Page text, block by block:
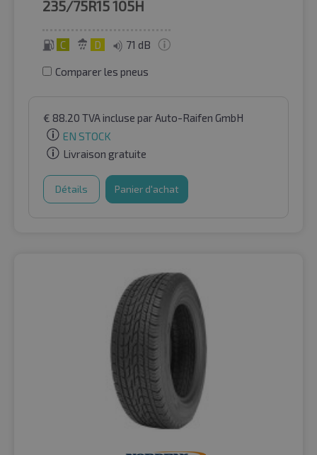
235/75R15105H
C D 71 dB
Comparer les pneus
€ 88.20 TVA incluse par Auto-Raifen GmbH
EN STOCK
Livraison gratuite
Détails Panier d'achat